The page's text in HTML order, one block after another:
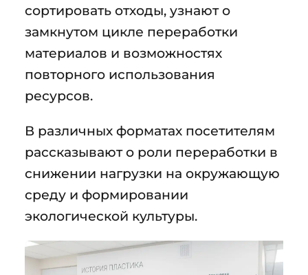
сортировать отходы, узнают о
замкнутом цикле переработки
материалов и возможностях
повторного использования
ресурсов.
В различных форматах посетителям
рассказывают о роли переработки в
снижении нагрузки на окружающую
среду и формировании
экологической культуры.